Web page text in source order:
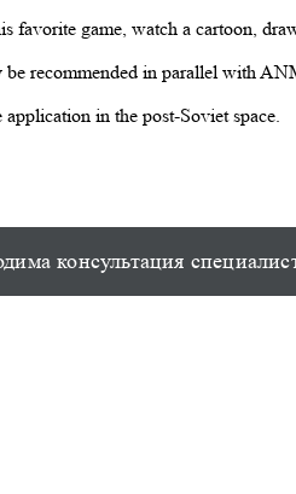
favorite game, watch a cartoon,
be recommended in parallel with
in the post-Soviet space.
консультация